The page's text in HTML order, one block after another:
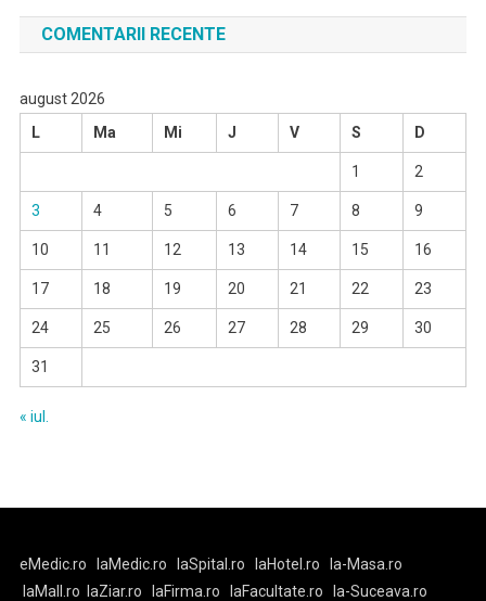
COMENTARII RECENTE
august 2026
L
Ma Mi J V S D
1 2
3 4 5 6 7 8 9
10 11 12 13 14 15 16
17 18 19 20 21 22 23
24 25 26 27 28 29 30
31
« iul.
eMedic.ro laMedic.ro laSpital.ro laHotel.ro
la-Masa.ro
laMall.ro
laZiar.ro laFirma.ro laFacultate.ro
la-Suceava.ro